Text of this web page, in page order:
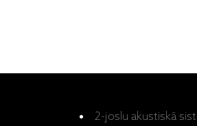
2-joslu akustiskā